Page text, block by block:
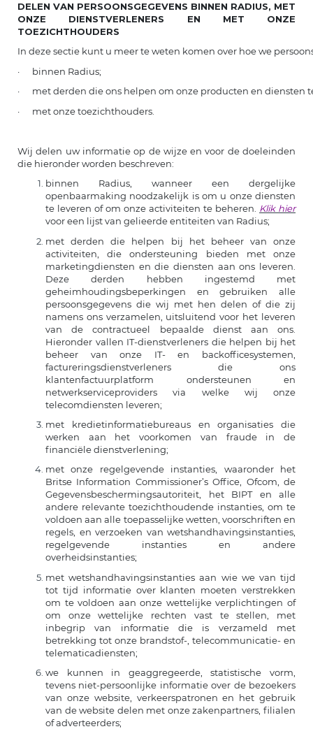
DELEN VAN PERSOONSGEGEVENS BINNEN RADIUS, MET
ONZE DIENSTVERLENERS EN MET ONZE
TOEZICHTHOUDERS
In deze sectie kunt u meer te weten komen over hoe we
· binnen Radius;
· met derden die ons helpen om onze producten en diensten
· met onze toezichthouders.
Wij delen uw informatie op de wijze en voor de doeleinden
die hieronder worden beschreven:
binnen Radius, wanneer een dergelijke
openbaarmaking noodzakelijk is om u onze diensten
te leveren of om onze activiteiten te beheren. Klik hier
voor een lijst van gelieerde entiteiten van Radius;
met derden die helpen bij het beheer van onze
activiteiten, die ondersteuning bieden met onze
marketingdiensten en die diensten aan ons leveren.
Deze derden hebben ingestemd met
geheimhoudingsbeperkingen en gebruiken alle
persoonsgegevens die wij met hen delen of die zij
namens ons verzamelen, uitsluitend voor het leveren
van de contractueel bepaalde dienst aan ons.
Hieronder vallen IT-dienstverleners die helpen bij het
beheer van onze IT- en backofficesystemen,
factureringsdienstverleners die ons
klantenfactuurplatform ondersteunen en
netwerkserviceproviders via welke wij onze
telecomdiensten leveren;
met kredietinformatiebureaus en organisaties die
werken aan het voorkomen van fraude in de
financiële dienstverlening;
met onze regelgevende instanties, waaronder het
Britse Information Commissioner’s Office, Ofcom, de
Gegevensbeschermingsautoriteit, het BIPT en alle
andere relevante toezichthoudende instanties, om te
voldoen aan alle toepasselijke wetten, voorschriften en
regels, en verzoeken van wetshandhavingsinstanties,
regelgevende instanties en andere
overheidsinstanties;
met wetshandhavingsinstanties aan wie we van tijd
tot tijd informatie over klanten moeten verstrekken
om te voldoen aan onze wettelijke verplichtingen of
om onze wettelijke rechten vast te stellen, met
inbegrip van informatie die is verzameld met
betrekking tot onze brandstof-, telecommunicatie- en
telematicadiensten;
we kunnen in geaggregeerde, statistische vorm,
tevens niet-persoonlijke informatie over de bezoekers
van onze website, verkeerspatronen en het gebruik
van de website delen met onze zakenpartners, filialen
of adverteerders;